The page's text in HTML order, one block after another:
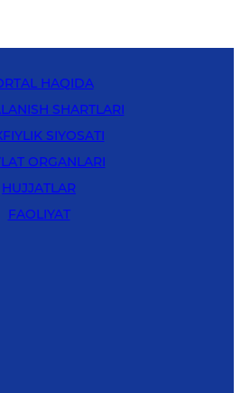
HAQIDA
SHARTLARI
SIYOSATI
ORGANLARI
HUJJATLAR
FAOLIYAT